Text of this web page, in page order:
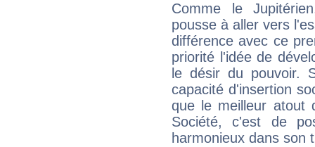
Comme le
pousse à aller vers
différence avec ce
priorité l'idée de
le désir du pouvoir.
capacité d'insertion
que le meilleur atout
Société, c'est de
harmonieux dans son